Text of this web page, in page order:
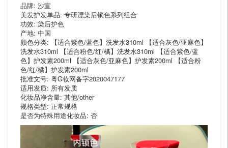
品牌: 沙宣
美发护发单品: 专研漂染后锁色系列组合
功效: 染后护色
产地: 中国
颜色分类: 【适合紫色/蓝色】洗发水310ml 【适合灰色/亚麻色】
洗发水310ml 【适合粉色/红/橘】洗发水310ml 【适合紫色/蓝
色】护发素200ml 【适合灰色/亚麻色】护发素200ml 【适合粉
色/红/橘】护发素200ml
批准文号: 粤G妆网备字2020047177
适用发质: 所有发质
化妆品净含量: 其他/other
规格类型: 正常规格
是否为特殊用途化妆品: 否